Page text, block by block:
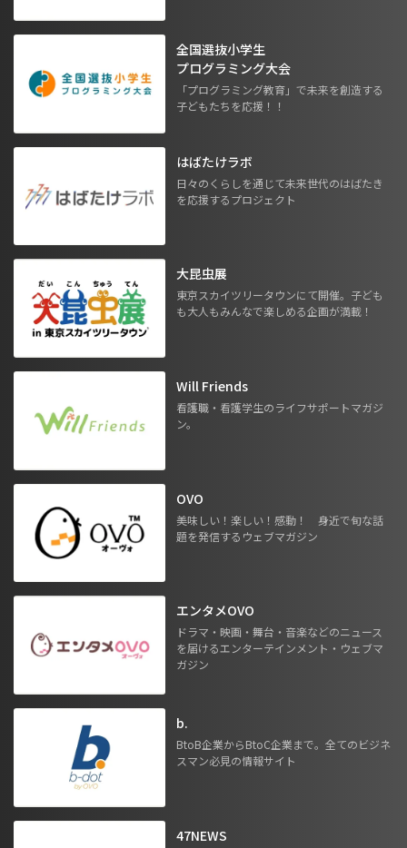
全国選抜小学生
プログラミング大会
「プログラミング教育」で未来を創造する
子どもたちを応援！！
はばたけラボ
日々のくらしを通じて未来世代のはばたき
を応援するプロジェクト
大昆虫展
東京スカイツリータウンにて開催。子ども
も大人もみんなで楽しめる企画が満載！
Will Friends
看護職・看護学生のライフサポートマガジ
ン。
OVO
美味しい！楽しい！感動！ 身近で旬な話
題を発信するウェブマガジン
エンタメOVO
ドラマ・映画・舞台・音楽などのニュース
を届けるエンターテインメント・ウェブマ
ガジン
b.
BtoB企業からBtoC企業まで。全てのビジネ
スマン必見の情報サイト
47NEWS